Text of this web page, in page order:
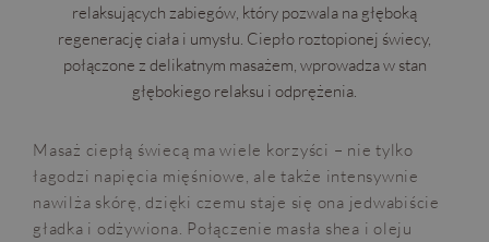
relaksujących zabiegów, który pozwala na głęboką
regenerację ciała i umysłu. Ciepło roztopionej świecy,
połączone z delikatnym masażem, wprowadza w stan
głębokiego relaksu i odprężenia.
Masaż ciepłą świecą ma wiele korzyści – nie tylko
łagodzi napięcia mięśniowe, ale także intensywnie
nawilża skórę, dzięki czemu staje się ona jedwabiście
gładka i odżywiona. Połączenie masła shea i oleju